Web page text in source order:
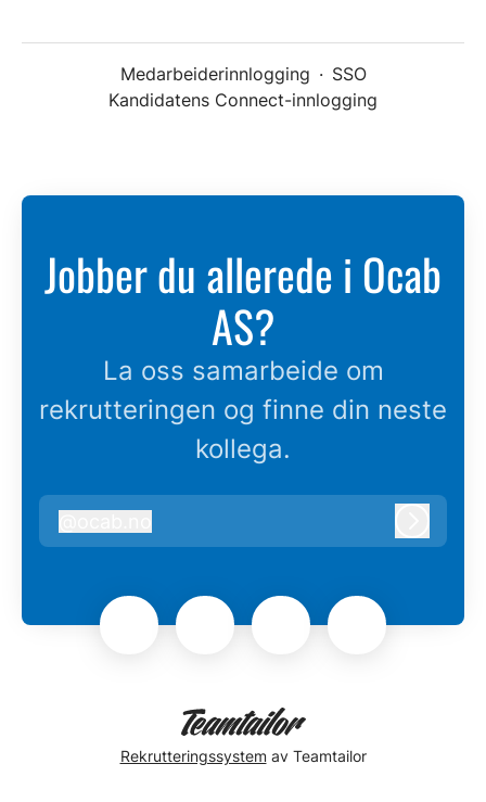
Medarbeiderinnlogging · SSO
Kandidatens Connect-innlogging
Jobber du allerede i Ocab
AS?
La oss samarbeide om
rekrutteringen og finne din neste
kollega.
ocab.no
Rekrutteringssystem av Teamtailor